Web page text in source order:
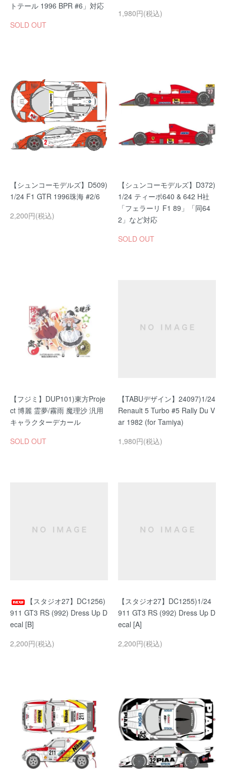
トテール 1996 BPR #6」対応
SOLD OUT
1,980円(税込)
【シュンコーモデルズ】D509)
1/24 F1 GTR 1996珠海 #2/6
2,200円(税込)
【シュンコーモデルズ】D372)
1/24 ティーポ640 & 642 H社
「フェラーリ F1 89」「同64
2」など対応
SOLD OUT
【フジミ】DUP101)東方Proje
ct 博麗 霊夢/霧雨 魔理沙 汎用
キャラクターデカール
SOLD OUT
【TABUデザイン】24097)1/24
Renault 5 Turbo #5 Rally Du V
ar 1982 (for Tamiya)
1,980円(税込)
【スタジオ27】DC1256)
911 GT3 RS (992) Dress Up D
ecal [B]
2,200円(税込)
【スタジオ27】DC1255)1/24
911 GT3 RS (992) Dress Up D
ecal [A]
2,200円(税込)